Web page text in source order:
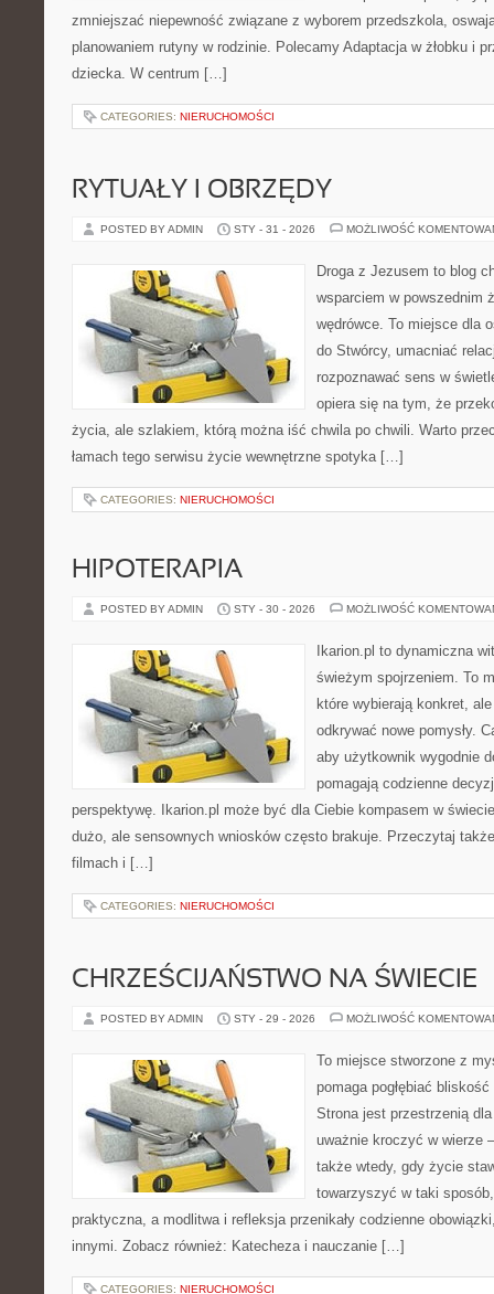
zmniejszać niepewność związane z wyborem przedszkola,
planowaniem rutyny w rodzinie. Polecamy Adaptacja w żłobku i
dziecka. W centrum […]
CATEGORIES: NIERUCHOMOŚCI
RYTUAŁY I OBRZĘDY
POSTED BY ADMIN STY - 31 - 2026 MOŻLIWOŚĆ
Droga z Jezusem to blog
wsparciem w powszednim
wędrówce. To miejsce dla
do Stwórcy, umacniać
rozpoznawać sens w
opiera się na tym, że
życia, ale szlakiem, którą można iść chwila po chwili. Warto
łamach tego serwisu życie wewnętrzne spotyka […]
CATEGORIES: NIERUCHOMOŚCI
HIPOTERAPIA
POSTED BY ADMIN STY - 30 - 2026 MOŻLIWOŚĆ
Ikarion.pl to dynamiczna
świeżym spojrzeniem. To
które wybierają konkret,
odkrywać nowe pomysły.
aby użytkownik wygodnie
pomagają codzienne
perspektywę. Ikarion.pl może być dla Ciebie kompasem w
dużo, ale sensownych wniosków często brakuje. Przeczytaj
filmach i […]
CATEGORIES: NIERUCHOMOŚCI
CHRZEŚCIJAŃSTWO NA ŚWIECIE
POSTED BY ADMIN STY - 29 - 2026 MOŻLIWOŚĆ
To miejsce stworzone z
pomaga pogłębiać
Strona jest przestrzenią
uważnie kroczyć w wierze
także wtedy, gdy życie
towarzyszyć w taki
praktyczna, a modlitwa i refleksja przenikały codzienne
innymi. Zobacz również: Katecheza i nauczanie […]
CATEGORIES: NIERUCHOMOŚCI